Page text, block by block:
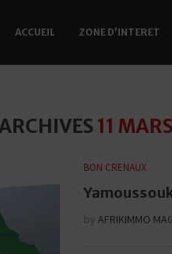
ACCUEIL ZONE D’INTERET
11
BON CRENAUX
by AFRIKIMMO